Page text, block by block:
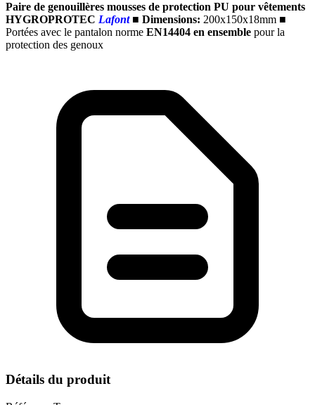
Paire de genouillères mousses de protection PU pour vêtements
HYGROPROTEC Lafont ■ Dimensions: 200x150x18mm ■
Portées avec le pantalon norme EN14404 en ensemble pour la
protection des genoux
Détails du produit